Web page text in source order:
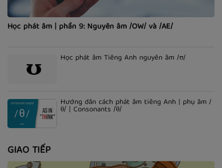
Học phát âm | phần 9: Nguyên âm /OW/ và /AE/
Học phát âm Tiếng Anh nguyên âm /ʊ/
Hướng dẫn cách phát âm tiếng Anh | phụ âm /
θ/ | Consonants /θ/
GIAO TIẾP